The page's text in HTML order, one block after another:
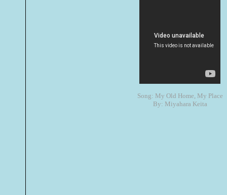
Song: My Old Home, My Place
By: Miyahara Keita